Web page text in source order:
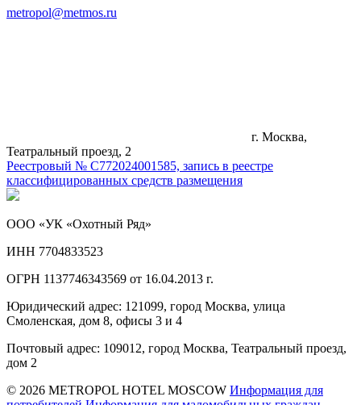
metropol@metmos.ru
г. Москва,
Театральный проезд, 2
Реестровый № С772024001585, запись в реестре
классифицированных средств размещения
ООО «УК «Охотный Ряд»
ИНН 7704833523
ОГРН 1137746343569 от 16.04.2013 г.
Юридический адрес: 121099, город Москва, улица
Смоленская, дом 8, офисы 3 и 4
Почтовый адрес: 109012, город Москва, Театральный проезд,
дом 2
© 2026 METROPOL HOTEL MOSCOW Информация для